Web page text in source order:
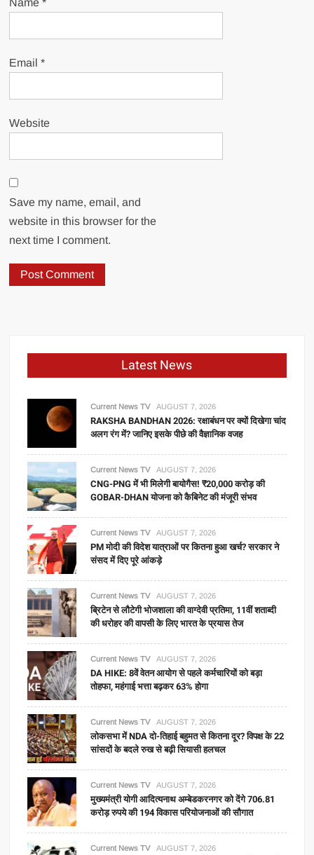
Name*
Email*
Website
Save my name, email, and
website in this browser for the
next time I comment.
Latest News
Current News TV AUGUST 7, 2026
RAKSHA BANDHAN 2026: रक्षाबंधन पर क्यों दिखेगा चांद
अलग रंग में? जानिए इसके पीछे की वैज्ञानिक वजह
Current News TV AUGUST 7, 2026
CNG-PNG में भी मिलेगी बायोगैस! ₹20,000 करोड़ की
GOBAR-DHAN योजना को कैबिनेट की मंजूरी संभव
Current News TV AUGUST 7, 2026
PM मोदी की विदेश यात्राओं पर कितना हुआ खर्च? सरकार ने
संसद में दिए पूरे आंकड़े
Current News TV AUGUST 7, 2026
ब्रिटेन से लौटेगी भोजशाला की वाग्देवी प्रतिमा, 11वीं शताब्दी
की धरोहर की वापसी के लिए भारत के प्रयास तेज
Current News TV AUGUST 7, 2026
DA HIKE: 8वें वेतन आयोग से पहले कर्मचारियों को बड़ा
तोहफा, महंगाई भत्ता बढ़कर 63% होगा
Current News TV AUGUST 7, 2026
लोकसभा में NDA दो-तिहाई बहुमत से कितना दूर? विपक्ष के 22
सांसदों के बदले रुख से बढ़ी सियासी हलचल
Current News TV AUGUST 7, 2026
मुख्यमंत्री योगी आदित्यनाथ अम्बेडकरनगर को देंगे 706.81
करोड़ रुपये की 194 विकास परियोजनाओं की सौगात
Current News TV AUGUST 7, 2026